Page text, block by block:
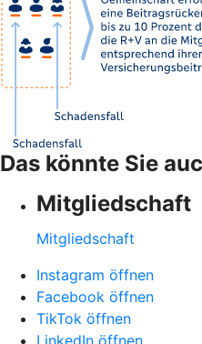
Das könnte Sie
Mitgliedschaft
Mitgliedschaft
Instagram öffnen
Facebook öffnen
TikTok öffnen